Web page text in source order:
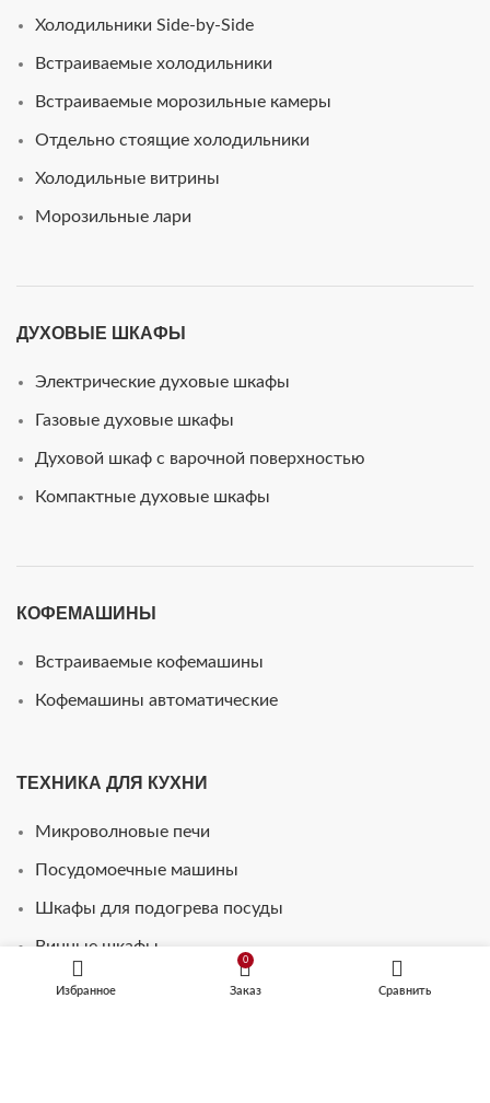
Холодильники Side-by-Side
Встраиваемые холодильники
Встраиваемые морозильные камеры
Отдельно стоящие холодильники
Холодильные витрины
Морозильные лари
ДУХОВЫЕ ШКАФЫ
Электрические духовые шкафы
Газовые духовые шкафы
Духовой шкаф с варочной поверхностью
Компактные духовые шкафы
КОФЕМАШИНЫ
Встраиваемые кофемашины
Кофемашины автоматические
ТЕХНИКА ДЛЯ КУХНИ
Микроволновые печи
Посудомоечные машины
Шкафы для подогрева посуды
Винные шкафы
Стиральные машины
Избранное
0
Заказ Сравнить